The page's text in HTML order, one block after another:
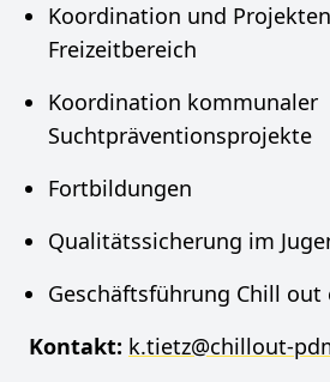
Koordination und
Freizeitbereich
Koordination kommunaler
Suchtpräventionsprojekte
Fortbildungen
Qualitätssicherung im
Geschäftsführung Chill out
Kontakt: k.tietz@chillout-